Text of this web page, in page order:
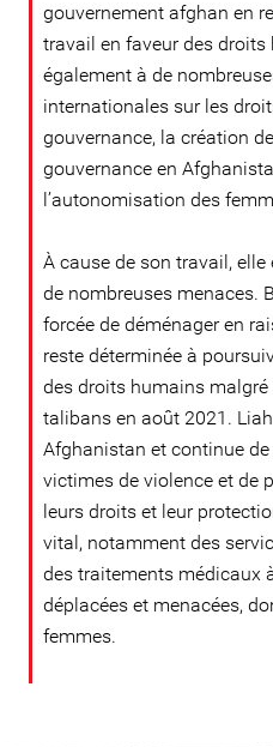
gouvernement afghan en
travail en faveur des
également à de
internationales sur les
gouvernance, la création
gouvernance en
l’autonomisation des
À cause de son travail,
de nombreuses menaces.
forcée de déménager en
reste déterminée à
des droits humains
talibans en août 2021.
Afghanistan et continue
victimes de violence et de
leurs droits et leur
vital, notamment des
des traitements médicaux
déplacées et menacées,
femmes.